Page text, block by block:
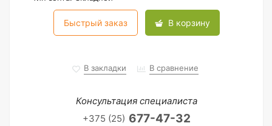
Быстрый заказ В корзину
В закладки В сравнение
Консультация специалиста
+375 (25) 677-47-32